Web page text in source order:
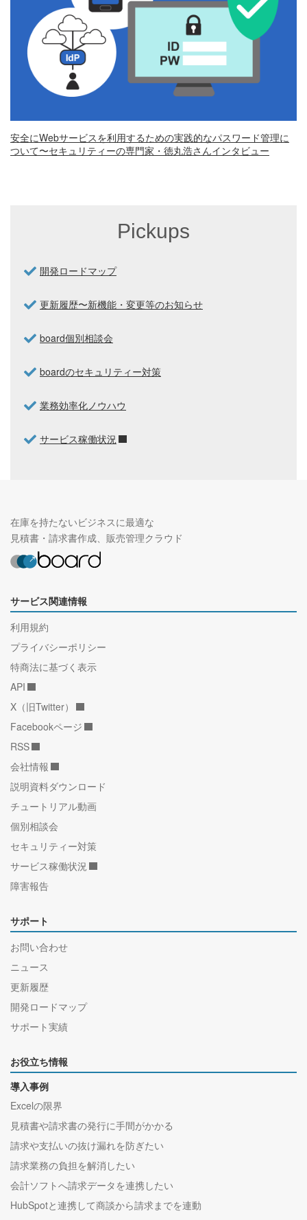
安全にWebサービスを利用するための実践的なパスワード管理に
ついて〜セキュリティーの専門家・徳丸浩さんインタビュー
Pickups
開発ロードマップ
更新履歴〜新機能・変更等のお知らせ
board個別相談会
boardのセキュリティー対策
業務効率化ノウハウ
サービス稼働状況
在庫を持たないビジネスに最適な
見積書・請求書作成、販売管理クラウド
サービス関連情報
利用規約
プライバシーポリシー
特商法に基づく表示
API
X（旧Twitter）
Facebookページ
RSS
会社情報
説明資料ダウンロード
チュートリアル動画
個別相談会
セキュリティー対策
サービス稼働状況
障害報告
サポート
お問い合わせ
ニュース
更新履歴
開発ロードマップ
サポート実績
お役立ち情報
導入事例
Excelの限界
見積書や請求書の発行に手間がかかる
請求や支払いの抜け漏れを防ぎたい
請求業務の負担を解消したい
会計ソフトへ請求データを連携したい
HubSpotと連携して商談から請求までを連動